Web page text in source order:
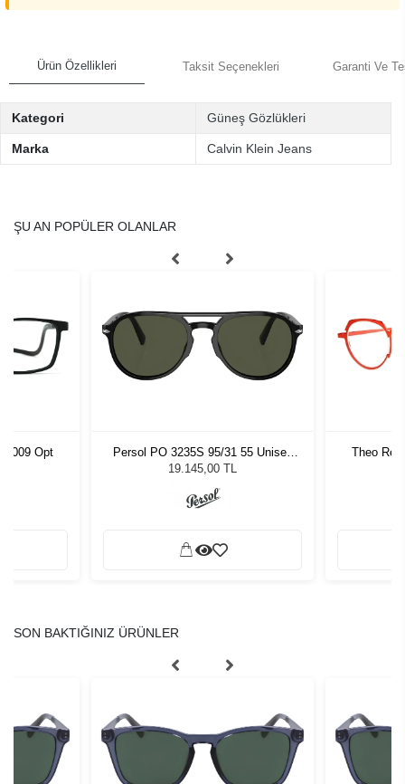
Ürün Özellikleri Taksit Seçenekleri Garanti Ve
Kategori Güneş Gözlükleri
Marka Calvin Klein Jeans
ŞU AN POPÜLER OLANLAR
Opt
Persol PO 3235S 95/31 55 Unisex
Güneş Gözlüğü
19.145,00 TL
Theo
SON BAKTIĞINIZ ÜRÜNLER